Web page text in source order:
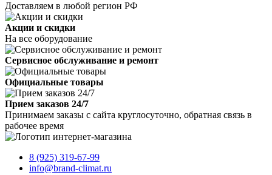
Доставляем в любой регион РФ
Акции и скидки
На все оборудование
Сервисное обслуживание и ремонт
Официальные товары
Прием заказов 24/7
Принимаем заказы с сайта круглосуточно, обратная связь в
рабочее время
8 (925) 319-67-99
info@brand-climat.ru